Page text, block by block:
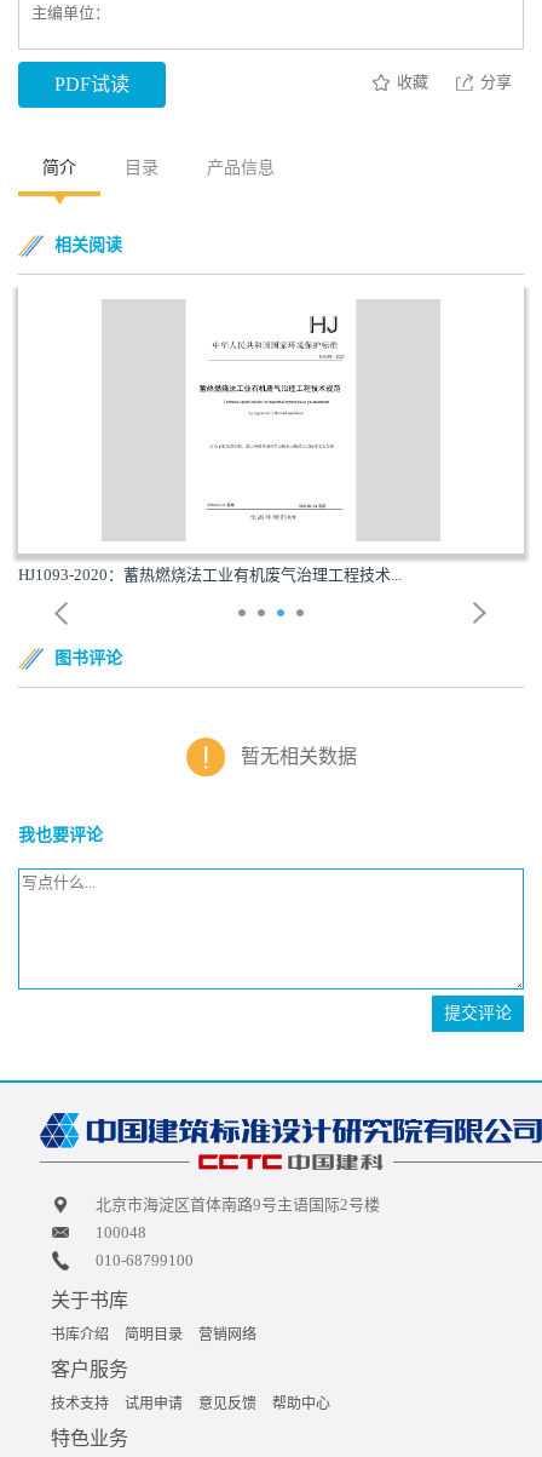
主编单位：
PDF试读 收藏 分享
简介 目录 产品信息
相关阅读
HJ1093-2020：蓄热燃烧法工业有机废气治理工程技术...
图书评论
暂无相关数据
我也要评论
提交评论
北京市海淀区首体南路9号主语国际2号楼
100048
010-68799100
关于书库
书库介绍 简明目录 营销网络
客户服务
技术支持 试用申请 意见反馈 帮助中心
特色业务